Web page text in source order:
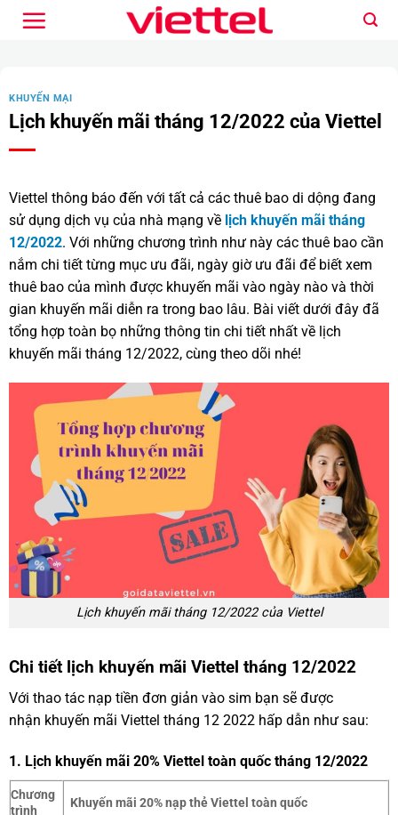
qua
KHUYẾN MẠI
Lịch khuyến mãi tháng 12/2022 của Viettel
Viettel thông báo đến với tất cả các thuê bao di dộng đang
sử dụng dịch vụ của nhà mạng về lịch khuyến mãi tháng
12/2022. Với những chương trình như này các thuê bao cần
nắm chi tiết từng mục ưu đãi, ngày giờ ưu đãi để biết xem
thuê bao của mình được khuyến mãi vào ngày nào và thời
gian khuyến mãi diễn ra trong bao lâu. Bài viết dưới đây đã
tổng hợp toàn bọ những thông tin chi tiết nhất về lịch
khuyến mãi tháng 12/2022, cùng theo dõi nhé!
Lịch khuyến mãi tháng 12/2022 của Viettel
Chi tiết lịch khuyến mãi Viettel tháng 12/2022
Với thao tác nạp tiền đơn giản vào sim bạn sẽ được
nhận khuyến mãi Viettel tháng 12 2022 hấp dẫn như sau:
1. Lịch khuyến mãi 20% Viettel toàn quốc tháng 12/2022
Chương
trình
Khuyến mãi 20% nạp thẻ Viettel toàn quốc